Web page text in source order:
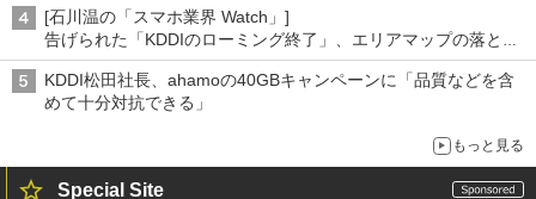
[石川温の「スマホ業界 Watch」]
告げられた「KDDIのローミング終了」、エリアマップの落とし
穴と楽天モバイルの課題
KDDI松田社長、ahamoの40GBキャンペーンに「品質などを含
めて十分対抗できる」
もっと見る
Special Site